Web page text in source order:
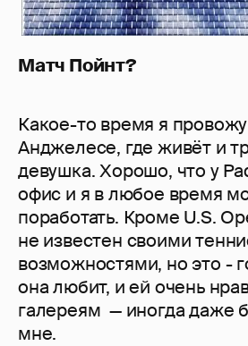
Матч Пойнт?
Какое-то время я
Анджелесе, где живёт и
девушка. Хорошо, что у
офис и я в любое время
поработать. Кроме U.S.
не известен своими
возможностями, но это -
она любит, и ей очень
галереям — иногда даже
мне.